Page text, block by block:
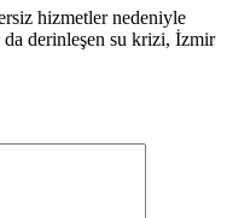
hizmetler nedeniyle
derinleşen su krizi, İzmir